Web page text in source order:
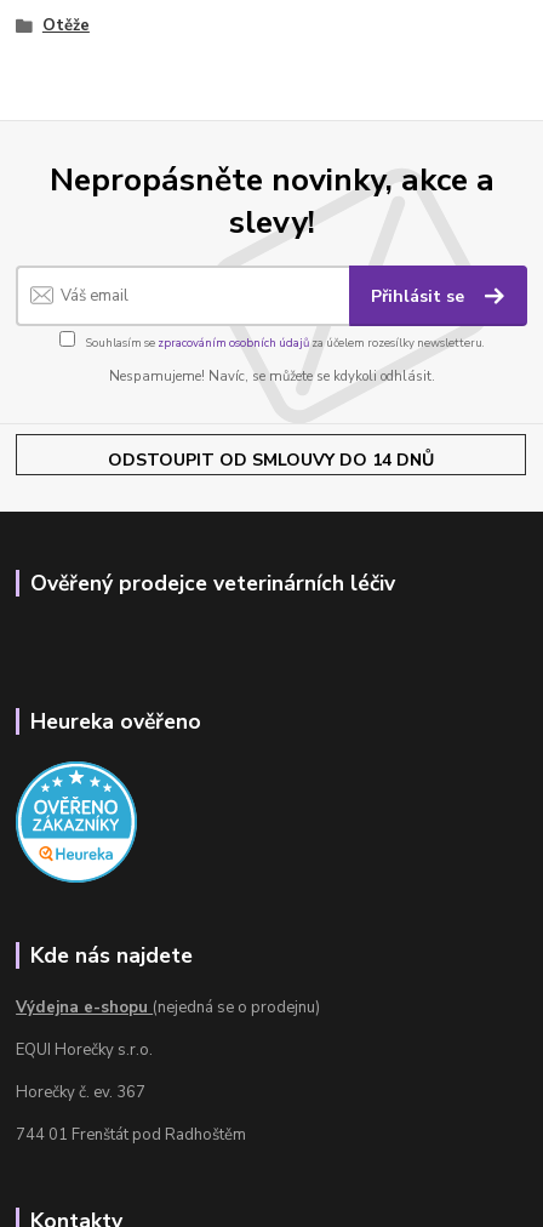
Otěže
Nepropásněte novinky, akce a
slevy!
Přihlásit se
Souhlasím se zpracováním osobních údajůza účelem rozesílky newsletteru.
Nespamujeme! Navíc, se můžete se kdykoli odhlásit.
ODSTOUPIT OD SMLOUVY DO 14 DNŮ
Ověřený prodejce veterinárních léčiv
Heureka ověřeno
Kde nás najdete
Výdejna e-shopu (nejedná se o prodejnu)
EQUI Horečky s.r.o.
Horečky č. ev. 367
744 01 Frenštát pod Radhoštěm
Kontakty